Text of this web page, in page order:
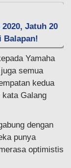
Jatuh 20
Balapan!
Yamaha
semua
kedua
kata Galang
dengan
punya
optimistis